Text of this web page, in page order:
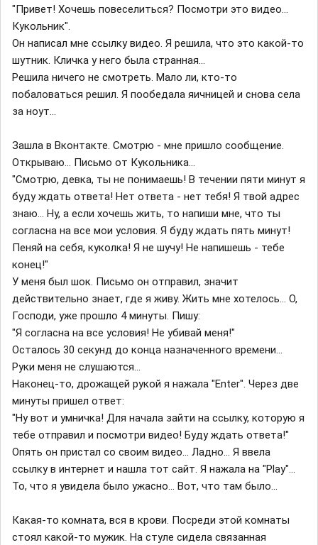
"Привет! Хочешь повеселиться? Посмотри это видео...
Кукольник".
Он написал мне ссылку видео. Я решила, что это какой-то
шутник. Кличка у него была странная...
Решила ничего не смотреть. Мало ли, кто-то
побаловаться решил. Я пообедала яичницей и снова села
за ноут...
Зашла в Вконтакте. Смотрю - мне пришло сообщение.
Открываю... Письмо от Кукольника...
"Смотрю, девка, ты не понимаешь! В течении пяти минут я
буду ждать ответа! Нет ответа - нет тебя! Я твой адрес
знаю... Ну, а если хочешь жить, то напиши мне, что ты
согласна на все мои условия. Я буду ждать пять минут!
Пеняй на себя, куколка! Я не шучу! Не напишешь - тебе
конец!"
У меня был шок. Письмо он отправил, значит
действительно знает, где я живу. Жить мне хотелось... О,
Господи, уже прошло 4 минуты. Пишу:
"Я согласна на все условия! Не убивай меня!"
Осталось 30 секунд до конца назначенного времени...
Руки меня не слушаются...
Наконец-то, дрожащей рукой я нажала "Enter". Через две
минуты пришел ответ:
"Ну вот и умничка! Для начала зайти на ссылку, которую я
тебе отправил и посмотри видео! Буду ждать ответа!"
Опять он пристал со своим видео... Ладно... Я ввела
ссылку в интернет и нашла тот сайт. Я нажала на "Play"...
То, что я увидела было ужасно... Вот, что там было...
Какая-то комната, вся в крови. Посреди этой комнаты
стоял какой-то мужик. На стуле сидела связанная